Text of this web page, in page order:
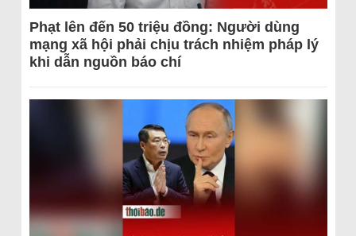
Phạt lên đến 50 triệu đồng: Người dùng
mạng xã hội phải chịu trách nhiệm pháp lý
khi dẫn nguồn báo chí